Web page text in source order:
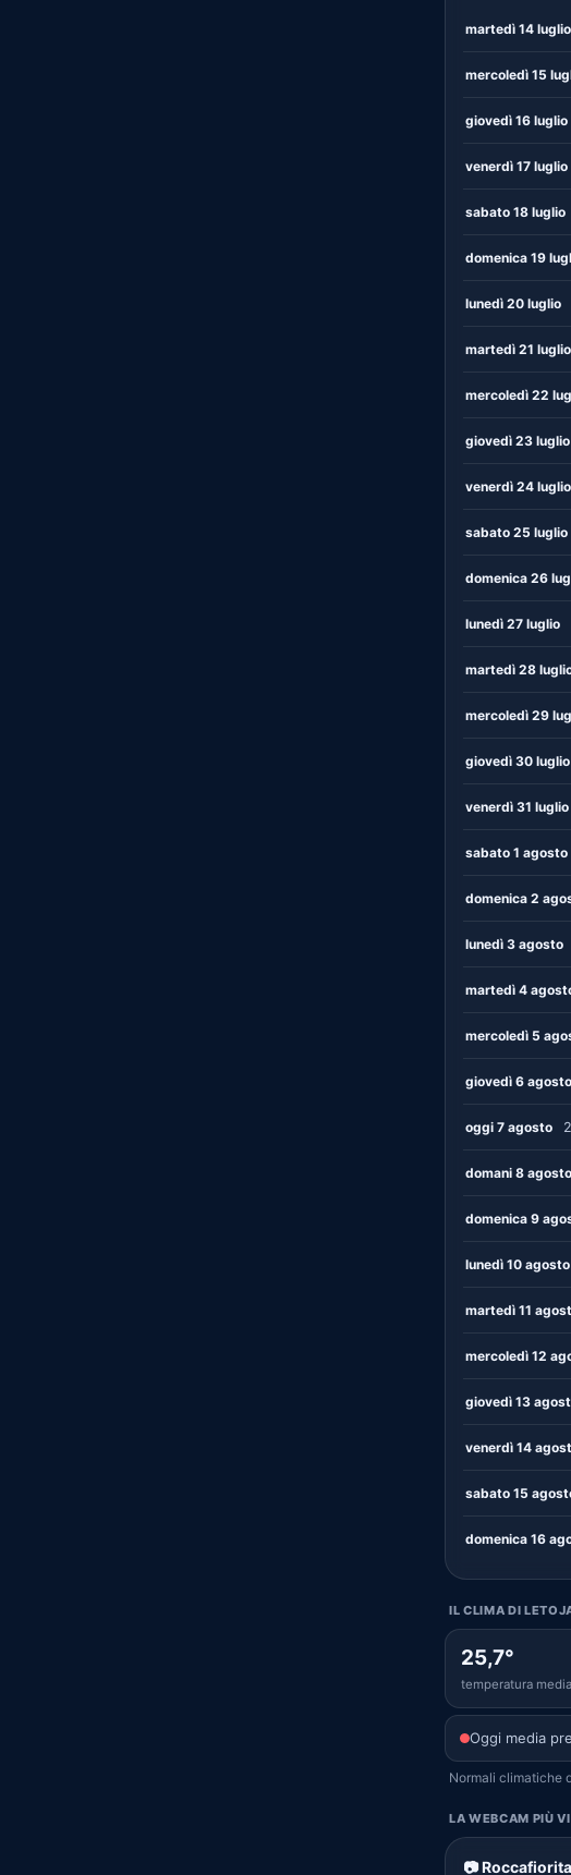
martedì 14 luglio
mercoledì 15
giovedì 16 luglio
venerdì 17 luglio
sabato 18 luglio
domenica 19
lunedì 20 luglio
martedì 21 luglio
mercoledì 22
giovedì 23 luglio
venerdì 24 luglio
sabato 25 luglio
domenica 26
lunedì 27 luglio
martedì 28
mercoledì 29
giovedì 30 luglio
venerdì 31 luglio
sabato 1 agosto
domenica 2
lunedì 3 agosto
martedì 4
mercoledì 5
giovedì 6 agosto
oggi 7 agosto
domani 8 agosto
domenica 9
lunedì 10 agosto
martedì 11
mercoledì 12
giovedì 13
venerdì 14
sabato 15
domenica 16
IL CLIMA DI
25,7°
temperatura
Oggi media
Normali climatiche
LA WEBCAM PIÙ
📷